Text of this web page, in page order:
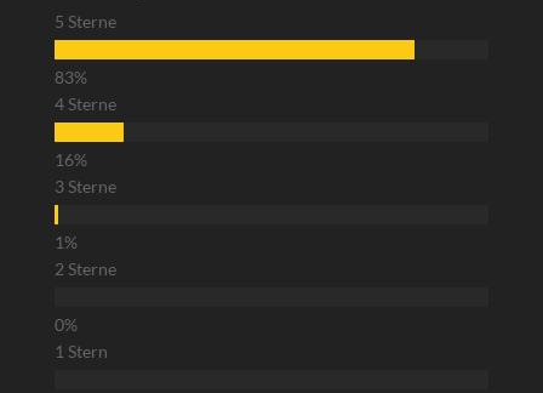
5 Sterne
4 Sterne
3 Sterne
2 Sterne
1 Stern